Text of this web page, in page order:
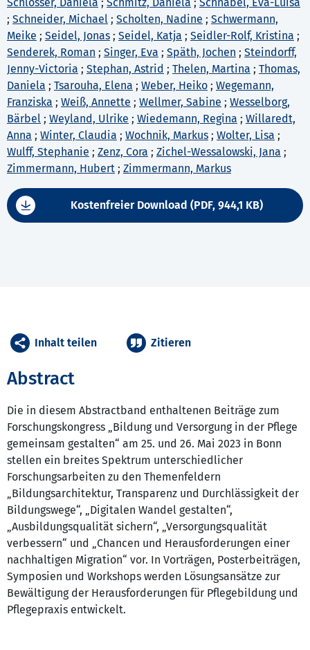
; Schneider, Michael ; Scholten, Nadine ; Schwermann,
Meike ; Seidel, Jonas ; Seidel, Katja ; Seidler-Rolf, Kristina ;
Senderek, Roman ; Singer, Eva ; Späth, Jochen ; Steindorff,
Jenny-Victoria ; Stephan, Astrid ; Thelen, Martina ; Thomas,
Daniela ; Tsarouha, Elena ; Weber, Heiko ; Wegemann,
Franziska ; Weiß, Annette ; Wellmer, Sabine ; Wesselborg,
Bärbel ; Weyland, Ulrike ; Wiedemann, Regina ; Willaredt,
Anna ; Winter, Claudia ; Wochnik, Markus ; Wolter, Lisa ;
Wulff, Stephanie ; Zenz, Cora ; Zichel-Wessalowski, Jana ;
Zimmermann, Hubert ; Zimmermann, Markus
Kostenfreier Download (PDF, 944,1 KB)
Abstract
Die in diesem Abstractband enthaltenen Beiträge zum
Forschungskongress „Bildung und Versorgung in der Pflege
gemeinsam gestalten“ am 25. und 26. Mai 2023 in Bonn
stellen ein breites Spektrum unterschiedlicher
Forschungsarbeiten zu den Themenfeldern
„Bildungsarchitektur, Transparenz und Durchlässigkeit der
Bildungswege“, „Digitalen Wandel gestalten“,
„Ausbildungsqualität sichern“, „Versorgungsqualität
verbessern“ und „Chancen und Herausforderungen einer
nachhaltigen Migration“ vor. In Vorträgen, Posterbeiträgen,
Symposien und Workshops werden Lösungsansätze zur
Bewältigung der Herausforderungen für Pflegebildung und
Pflegepraxis entwickelt.
Inhalt teilen Zitieren